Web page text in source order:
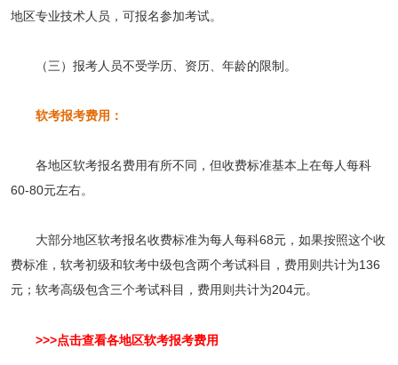
地区专业技术人员，可报名参加考试。
（三）报考人员不受学历、资历、年龄的限制。
软考报考费用：
各地区软考报名费用有所不同，但收费标准基本上在每人每科
60-80元左右。
大部分地区软考报名收费标准为每人每科68元，如果按照这个收
费标准，软考初级和软考中级包含两个考试科目，费用则共计为136
元；软考高级包含三个考试科目，费用则共计为204元。
>>>点击查看各地区软考报考费用